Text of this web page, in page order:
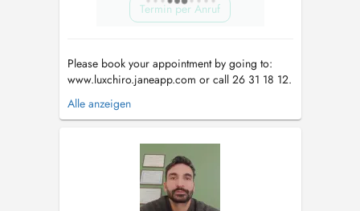
Termin per Anruf
Please book your appointment by going to:
www.luxchiro.janeapp.com or call 26 31 18 12.
Services include: chiropractic, osteopathy,
massage (deep tissue, pregnancy, lymphatic
sacro technique and Rolfing. There is street
parking just outside the bu...
Alle anzeigen